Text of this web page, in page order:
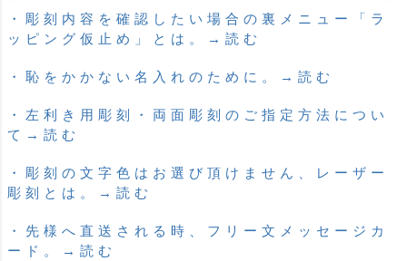
・彫刻内容を確認したい場合の裏メニュー「ラ
ッピング仮止め」とは。→読む
・恥をかかない名入れのために。→読む
・左利き用彫刻・両面彫刻のご指定方法につい
て→読む
・彫刻の文字色はお選び頂けません、レーザー
彫刻とは。→読む
・先様へ直送される時、フリー文メッセージカ
ード。→読む